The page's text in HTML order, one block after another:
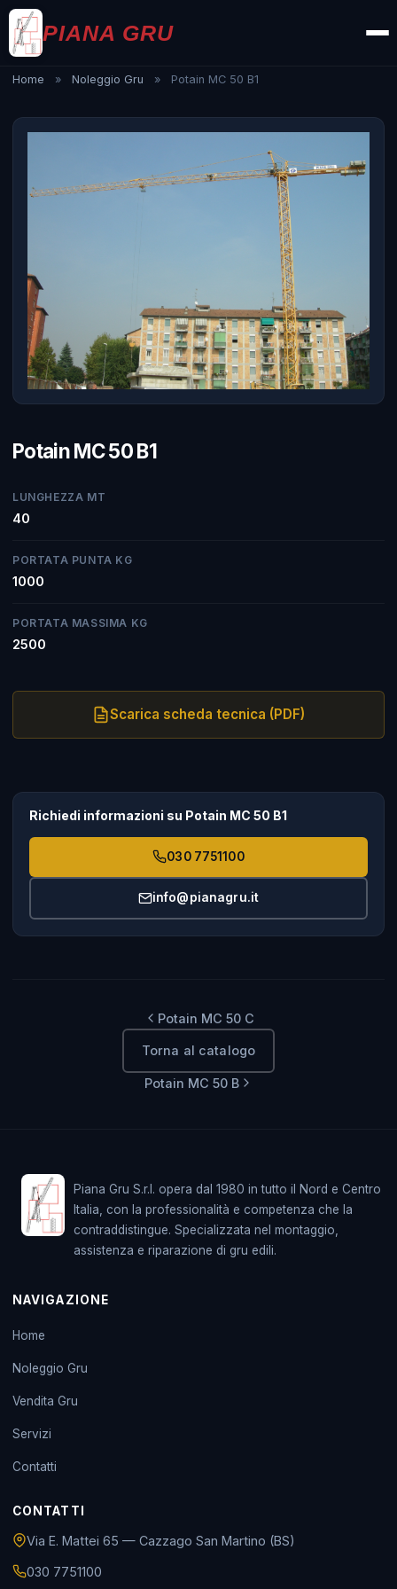
PIANA GRU
Home » Noleggio Gru » Potain MC 50 B1
Potain MC 50 B1
LUNGHEZZA MT
40
PORTATA PUNTA KG
1000
PORTATA MASSIMA KG
2500
Scarica scheda tecnica (PDF)
Richiedi informazioni su Potain MC 50 B1
030 7751100
info@pianagru.it
Potain MC 50 C
Torna al catalogo
Potain MC 50 B
Piana Gru S.r.l. opera dal 1980 in tutto il Nord e Centro
Italia, con la professionalità e competenza che la
contraddistingue. Specializzata nel montaggio,
assistenza e riparazione di gru edili.
NAVIGAZIONE
Home
Noleggio Gru
Vendita Gru
Servizi
Contatti
CONTATTI
Via E. Mattei 65 — Cazzago San Martino (BS)
030 7751100